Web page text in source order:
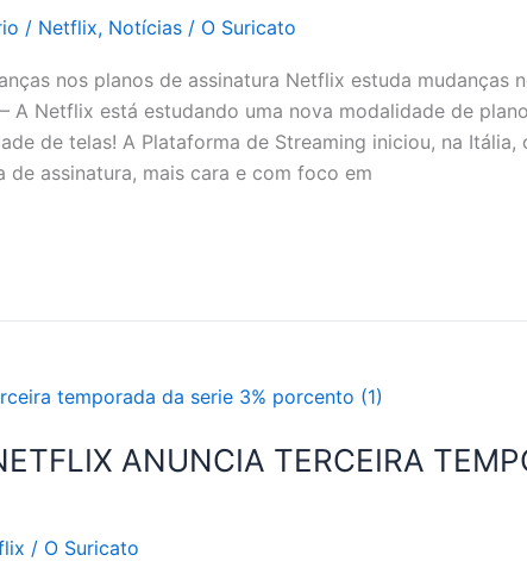
/ Netflix, Notícias / O Suricato
nos planos de assinatura Netflix estuda mudanças
A Netflix está estudando uma nova modalidade de
de telas! A Plataforma de Streaming iniciou, na Itália,
de assinatura, mais cara e com foco em
ANUNCIA TERCEIRA
/ O Suricato